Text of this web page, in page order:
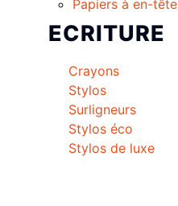
Papiers à en-tête
ECRITURE
Crayons
Stylos
Surligneurs
Stylos éco
Stylos de luxe